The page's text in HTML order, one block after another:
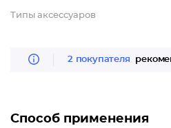
Типы аксессуаров
2 покупателя
Способ применения